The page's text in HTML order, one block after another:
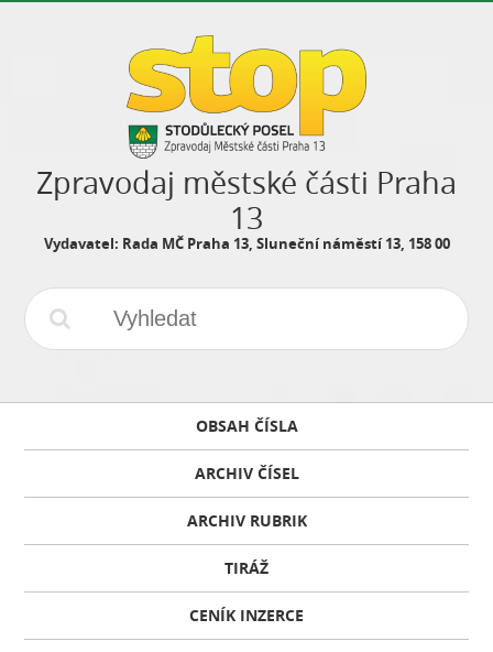
Zpravodaj městské části Praha
13
Vydavatel: Rada MČ Praha 13, Sluneční náměstí 13, 158 00
OBSAH ČÍSLA
ARCHIV ČÍSEL
ARCHIV RUBRIK
TIRÁŽ
CENÍK INZERCE